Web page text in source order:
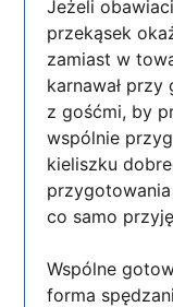
Jeżeli
przekąsek
zamiast w
karnawał
z gośćmi, by
wspólnie
kieliszku
co samo
Wspólne
forma